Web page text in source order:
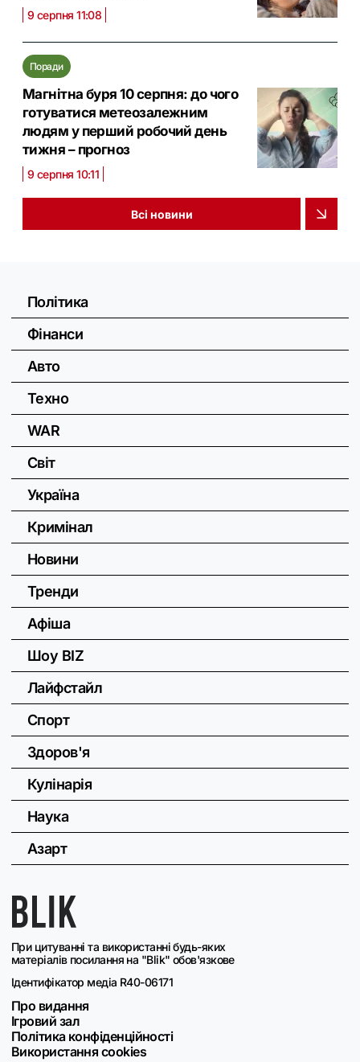
9 серпня 11:08
Поради
Магнітна буря 10 серпня: до чого
готуватися метеозалежним
людям у перший робочий день
тижня – прогноз
9 серпня 10:11
Всі новини
При цитуванні та використанні будь-яких
матеріалів посилання на "Blik" обов'язкове
Ідентифікатор медіа R40-06171
Про видання
Ігровий зал
Політика конфіденційності
Використання cookies
Політика
Фінанси
Авто
Техно
WAR
Світ
Україна
Кримінал
Новини
Тренди
Афіша
Шоу BIZ
Лайфстайл
Спорт
Здоров'я
Кулінарія
Наука
Азарт